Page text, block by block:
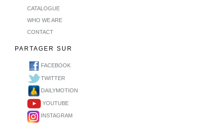
CATALOGUE
WHO WE ARE
CONTACT
PARTAGER SUR
FACEBOOK
TWITTER
DAILYMOTION
YOUTUBE
INSTAGRAM